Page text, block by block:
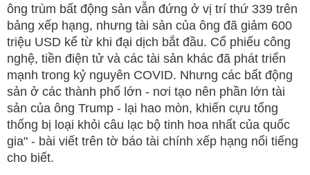
ông trùm bất động sản vẫn đứng ở vị trí thứ 339 trên
bảng xếp hạng, nhưng tài sản của ông đã giảm 600
triệu USD kể từ khi đại dịch bắt đầu. Cổ phiếu công
nghệ, tiền điện tử và các tài sản khác đã phát triển
mạnh trong kỷ nguyên COVID. Nhưng các bất động
sản ở các thành phố lớn - nơi tạo nên phần lớn tài
sản của ông Trump - lại hao mòn, khiến cựu tổng
thống bị loại khỏi câu lạc bộ tinh hoa nhất của quốc
gia" - bài viết trên tờ báo tài chính xếp hạng nổi tiếng
cho biết.